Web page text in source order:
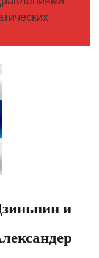
и